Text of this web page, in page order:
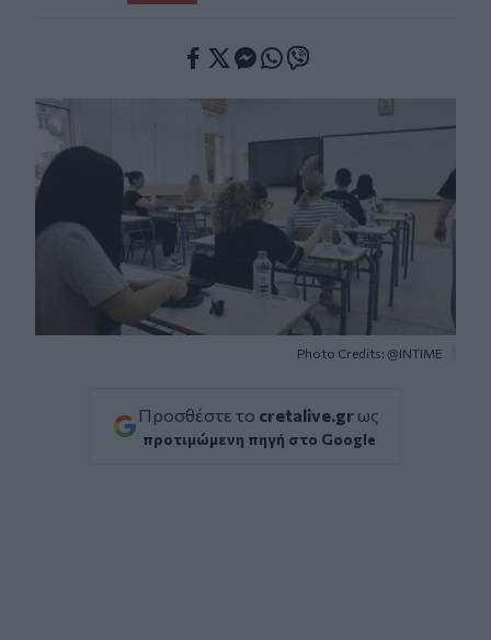
Photo Credits: @INTIME
Προσθέστε το cretalive.gr ως
προτιμώμενη πηγή στο Google